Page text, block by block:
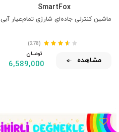
SmartFox
ماشین کنترلی جاده‌ای شارژی تمام‌عیار آبی
(278)
تومــــــان
6,589,000 مشاهده